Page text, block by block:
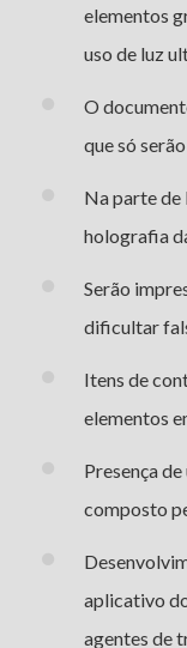
elementos
uso de luz
O
que só
Na parte de
holografia
Serão
dificultar
Itens de
elementos
Presença
composto
aplicativo
agentes de